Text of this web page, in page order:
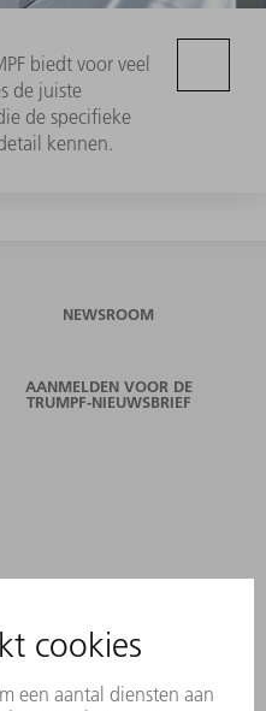
biedt voor veel
de juiste
de specifieke
kennen.
NEWSROOM
AANMELDEN VOOR DE
TRUMPF-NIEUWSBRIEF